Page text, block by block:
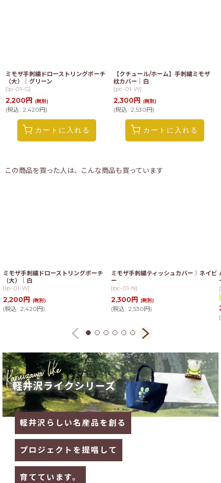
ミモザ手刺繍ドローストリングポーチ
（大）｜グリーン
[lp-01-G]
2,200円 (税別)
(税込: 2,420円)
カートに入れる
【クチュール/ホーム】手刺繍ミモザ
枕カバー｜白
[pc-01-W]
2,300円 (税別)
(税込: 2,530円)
カートに入れる
この商品を買った人は、こんな商品も買っています
ミモザ手刺繍ドローストリングポーチ
（大）｜白
[lp-01-W]
2,200円 (税別)
(税込: 2,420円)
ミモザ手刺繍ティッシュカバー｜ネイビ
ー
[bc-01-N]
2,300円 (税別)
(税込: 2,530円)
[
(
軽井沢ライクシリーズ
軽井沢らしい名産品を創る
プロジェクトを提唱して
育てています。